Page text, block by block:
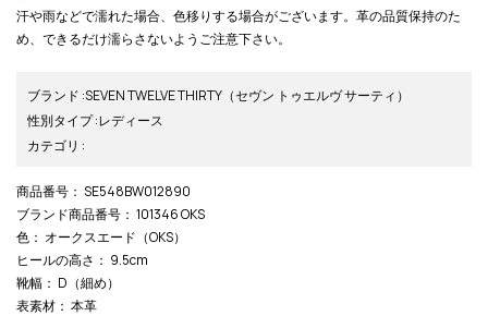
汗や雨などで濡れた場合、色移りする場合がございます。革の品質保持のた
め、できるだけ濡らさないようご注意下さい。
ブランド :SEVEN TWELVE THIRTY （セヴン トゥエルヴ サーティ）
性別タイプ:レディース
カテゴリ :
商品番号 ： SE548BW012890
ブランド商品番号 ： 101346 OKS
色 ： オークスエード（OKS）
ヒールの高さ ： 9.5cm
靴幅 ： D（細め）
表素材 ： 本革